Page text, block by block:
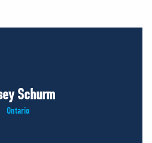
Schurm
Ontario